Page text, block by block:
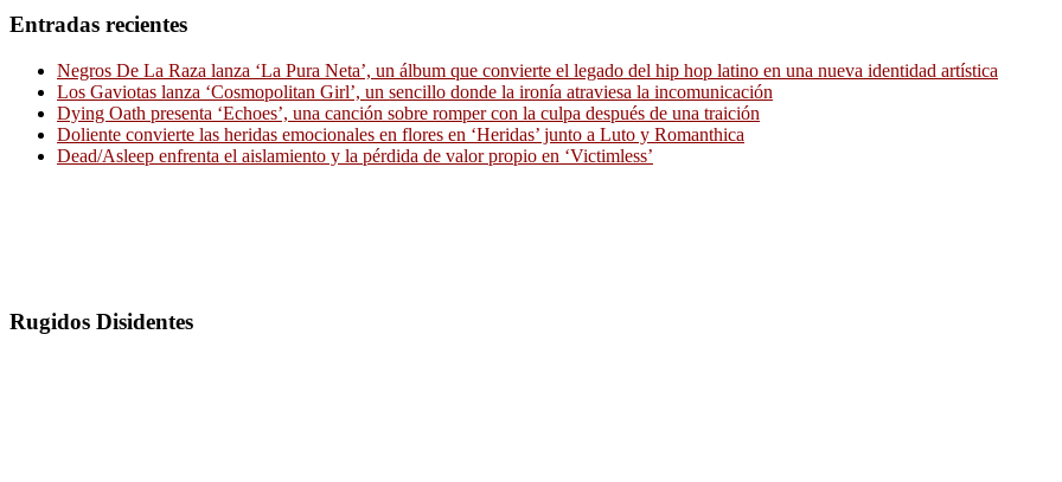
Entradas recientes
Negros De La Raza lanza ‘La Pura Neta’, un álbum que convierte el legado del hip hop latino en una nueva identidad artística
Los Gaviotas lanza ‘Cosmopolitan Girl’, un sencillo donde la ironía atraviesa la incomunicación
Dying Oath presenta ‘Echoes’, una canción sobre romper con la culpa después de una traición
Doliente convierte las heridas emocionales en flores en ‘Heridas’ junto a Luto y Romanthica
Dead/Asleep enfrenta el aislamiento y la pérdida de valor propio en ‘Victimless’
Rugidos Disidentes